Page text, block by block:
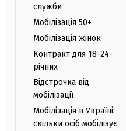
служби
Мобілізація 50+
Мобілізація жінок
Контракт для 18-24-
річних
Відстрочка від
мобілізації
Мобілізація в Україні:
скільки осіб мобілізує